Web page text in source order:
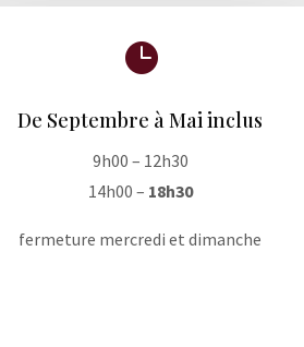

De Septembre à Mai inclus
9h00 – 12h30
14h00 – 18h30
fermeture mercredi et dimanche